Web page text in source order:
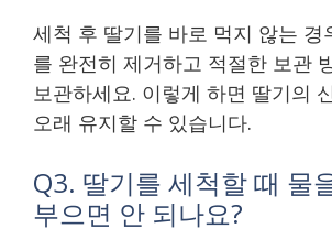
세척 후 딸기를 바로 먹지 않는 경
를 완전히 제거하고 적절한 보관
보관하세요. 이렇게 하면 딸기의
오래 유지할 수 있습니다.
Q3. 딸기를 세척할 때 물
부으면 안 되나요?